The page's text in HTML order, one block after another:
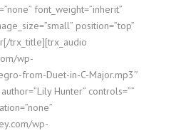
font_weight=”inherit”
position=”top”
trx_title][trx_audio
wp-
from-Duet-in-C-Major.mp3″
Hunter” controls=””
wp-